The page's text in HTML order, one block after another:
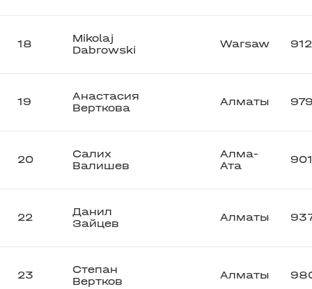
18
Mikolaj
Dabrowski
Warsaw 912
19
Анастасия
Верткова
Алматы
20
Салих
Валишев
Алма-
Ата
901
22
Данил
Зайцев
Алматы
23
Степан
Вертков
Алматы